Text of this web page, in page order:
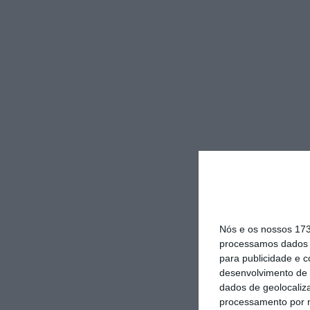
Nós e os nossos
processamos
para publicidade e
desenvolvimento de
dados de
processamento por